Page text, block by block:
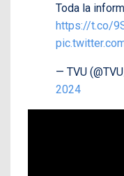
Toda la
https://t.co/
— TVU
2024